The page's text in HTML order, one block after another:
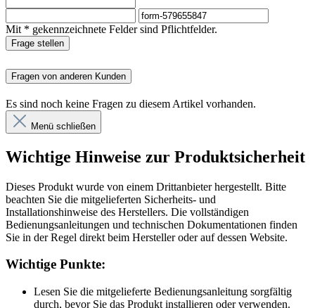
Mit * gekennzeichnete Felder sind Pflichtfelder.
Frage stellen
Fragen von anderen Kunden
Es sind noch keine Fragen zu diesem Artikel vorhanden.
Menü schließen
Wichtige Hinweise zur Produktsicherheit
Dieses Produkt wurde von einem Drittanbieter hergestellt. Bitte
beachten Sie die mitgelieferten Sicherheits- und
Installationshinweise des Herstellers. Die vollständigen
Bedienungsanleitungen und technischen Dokumentationen finden
Sie in der Regel direkt beim Hersteller oder auf dessen Website.
Wichtige Punkte:
Lesen Sie die mitgelieferte Bedienungsanleitung sorgfältig
durch, bevor Sie das Produkt installieren oder verwenden.